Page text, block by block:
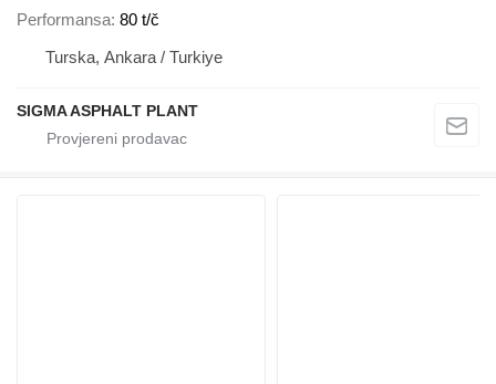
Performansa 80 t/č
Turska, Ankara / Turkiye
SIGMA ASPHALT PLANT